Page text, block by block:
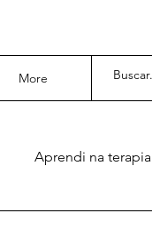
More
Aprendi na terapia